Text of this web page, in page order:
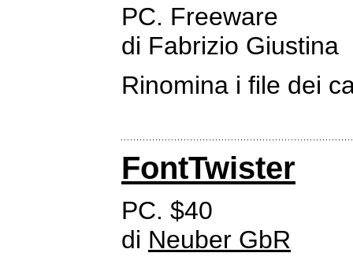
PC. Freeware
di Fabrizio Giustina
Rinomina i file dei
FontTwister
PC. $40
di Neuber GbR